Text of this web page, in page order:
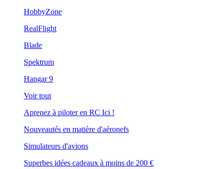
HobbyZone
RealFlight
Blade
Spektrum
Hangar 9
Voir tout
Aprenez à piloter en RC Ici !
Nouveautés en matière d'aéronefs
Simulateurs d'avions
Superbes idées cadeaux à moins de 200 €